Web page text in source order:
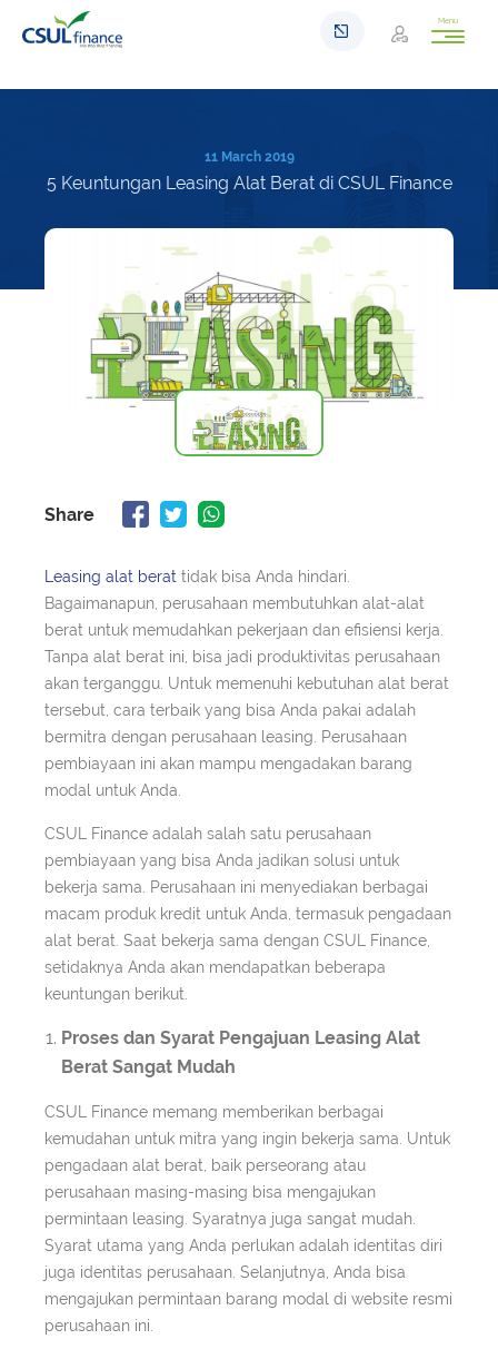
Menu
11 March 2019
5 Keuntungan Leasing Alat Berat di CSUL Finance
Share
Leasing alat berat tidak bisa Anda hindari.
Bagaimanapun, perusahaan membutuhkan alat-alat
berat untuk memudahkan pekerjaan dan efisiensi kerja.
Tanpa alat berat ini, bisa jadi produktivitas perusahaan
akan terganggu. Untuk memenuhi kebutuhan alat berat
tersebut, cara terbaik yang bisa Anda pakai adalah
bermitra dengan perusahaan leasing. Perusahaan
pembiayaan ini akan mampu mengadakan barang
modal untuk Anda.
CSUL Finance adalah salah satu perusahaan
pembiayaan yang bisa Anda jadikan solusi untuk
bekerja sama. Perusahaan ini menyediakan berbagai
macam produk kredit untuk Anda, termasuk pengadaan
alat berat. Saat bekerja sama dengan CSUL Finance,
setidaknya Anda akan mendapatkan beberapa
keuntungan berikut.
Proses dan Syarat Pengajuan Leasing Alat
Berat Sangat Mudah
CSUL Finance memang memberikan berbagai
kemudahan untuk mitra yang ingin bekerja sama. Untuk
pengadaan alat berat, baik perseorang atau
perusahaan masing-masing bisa mengajukan
permintaan leasing. Syaratnya juga sangat mudah.
Syarat utama yang Anda perlukan adalah identitas diri
juga identitas perusahaan. Selanjutnya, Anda bisa
mengajukan permintaan barang modal di website resmi
perusahaan ini.